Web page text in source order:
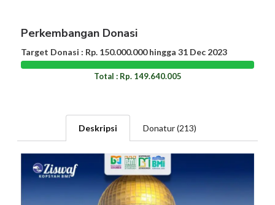
Perkembangan Donasi
Target Donasi : Rp. 150.000.000 hingga 31 Dec 2023
Total : Rp. 149.640.005
Deskripsi Donatur (213)